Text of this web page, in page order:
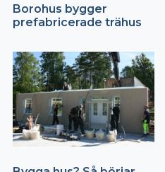
Borohus bygger
prefabricerade trähus